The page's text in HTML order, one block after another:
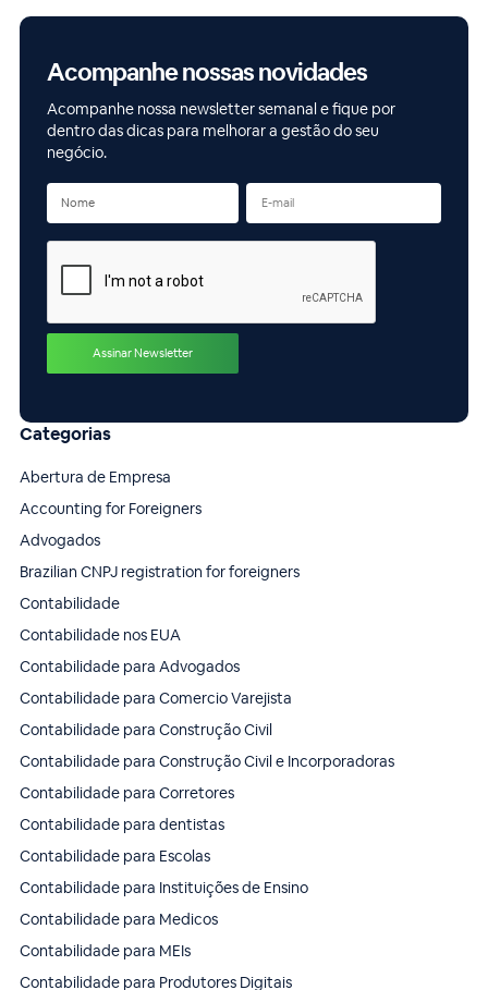
Acompanhe nossas novidades
Acompanhe nossa newsletter semanal e fique por
dentro das dicas para melhorar a gestão do seu
negócio.
Categorias
Abertura de Empresa
Accounting for Foreigners
Advogados
Brazilian CNPJ registration for foreigners
Contabilidade
Contabilidade nos EUA
Contabilidade para Advogados
Contabilidade para Comercio Varejista
Contabilidade para Construção Civil
Contabilidade para Construção Civil e Incorporadoras
Contabilidade para Corretores
Contabilidade para dentistas
Contabilidade para Escolas
Contabilidade para Instituições de Ensino
Contabilidade para Medicos
Contabilidade para MEIs
Contabilidade para Produtores Digitais